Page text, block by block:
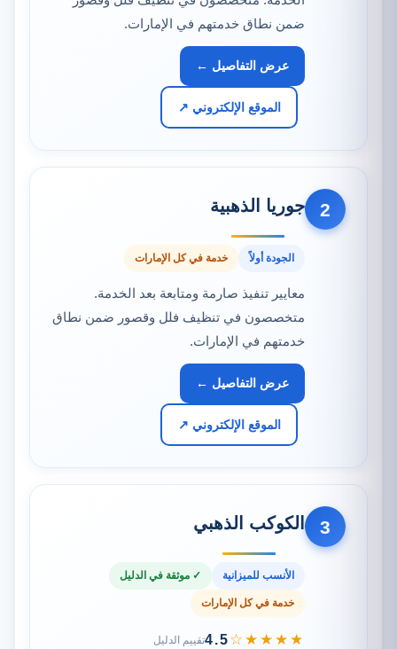
ضمن نطاق خدمتهم في الإمارات.
عرض التفاصيل ←
الموقع الإلكتروني ↗
2 جوريا الذهبية
الجودة أولاً خدمة في كل الإمارات
معايير تنفيذ صارمة ومتابعة بعد الخدمة.
متخصصون في تنظيف فلل وقصور ضمن نطاق
خدمتهم في الإمارات.
عرض التفاصيل ←
الموقع الإلكتروني ↗
3 الكوكب الذهبي
الأنسب للميزانية ✓ موثقة في الدليل
خدمة في كل الإمارات
★★★★☆
4.5تقييم الدليل